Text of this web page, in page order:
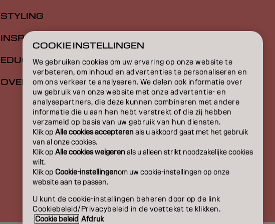
STYLING
INSPIRATIE
EDUCATION
OVER
COOKIE INSTELLINGEN
We gebruiken cookies om uw ervaring op onze website te
verbeteren, om inhoud en advertenties te personaliseren en
om ons verkeer te analyseren. We delen ook informatie over
uw gebruik van onze website met onze advertentie- en
analysepartners, die deze kunnen combineren met andere
informatie die u aan hen hebt verstrekt of die zij hebben
verzameld op basis van uw gebruik van hun diensten.
Klik op Alle cookies accepterenals u akkoord gaat met het gebruik
van al onze cookies.
Klik op Alle cookies weigerenals u alleen strikt noodzakelijke cookies
wilt.
Klik op Cookie-instellingenom uw cookie-instellingen op onze
website aan te passen.
U kunt de cookie-instellingen beheren door op de link
Cookiebeleid/Privacybeleid in de voettekst te klikken.
Cookie beleid Afdruk